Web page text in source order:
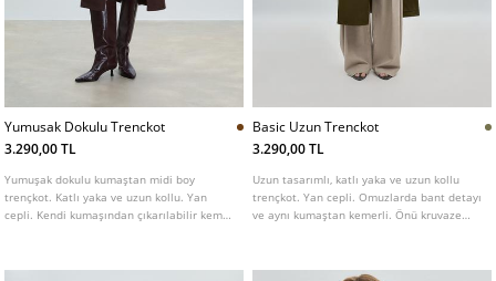
Yumusak Dokulu Trenckot
3.290,00 TL
Yumuşak dokulu kumaştan midi boy
trençkot. Katlı yaka ve uzun kollu. Yan
cepli. Kendi kumaşından çıkarılabilir kemer
Basic Uzun Trenckot
3.290,00 TL
Uzun tasarımlı, katlı yaka ve uzun kollu
trençkot. Yan cepli. Omuzlarda bant detayı
ve aynı kumaştan kemerli. Önü kruvaze